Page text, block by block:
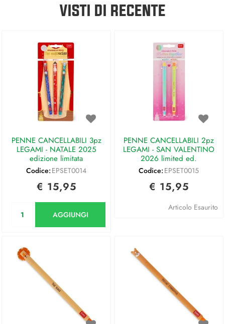
VISTI DI RECENTE
PENNE CANCELLABILI 3pz
LEGAMI - NATALE 2025
edizione limitata
Codice: EPSET0014
€ 15,95
AGGIUNGI
PENNE CANCELLABILI 2pz
LEGAMI - SAN VALENTINO
2026 limited ed.
Codice: EPSET0015
€ 15,95
Articolo Esaurito